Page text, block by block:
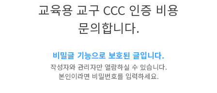
교육용 교구 CCC 인증 비용
문의합니다.
비밀글 기능으로 보호된 글입니다.
작성자와 관리자만 열람하실 수 있습니다.
본인이라면 비밀번호를 입력하세요.